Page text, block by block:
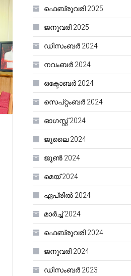
ഫെബ്രുവരി 2025
ജനുവരി 2025
ഡിസംബർ 2024
നവംബർ 2024
ഒക്ടോബർ 2024
സെപ്റ്റംബർ 2024
ഓഗസ്റ്റ്‌ 2024
ജൂലൈ 2024
ജൂൺ 2024
മെയ്‌ 2024
ഏപ്രിൽ 2024
മാർച്ച്‌ 2024
ഫെബ്രുവരി 2024
ജനുവരി 2024
ഡിസംബർ 2023